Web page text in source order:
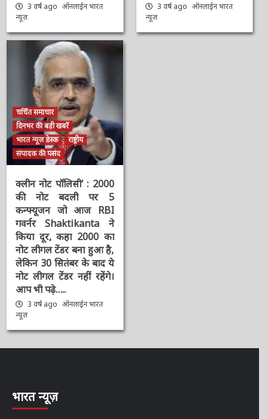
3 वर्ष ago ऑनलाईन भारत
न्यूज़
3 वर्ष ago ऑनलाईन भारत
न्यूज़
चर्चित समाचार
दिनभर की बड़ी खबरें
भारत न्यूज़ डेस्क
राष्ट्रीय
संपादक की पसंद
क्लीन नोट पॉलिसी’ : 2000
की नोट बदली पर 5
कन्फ्यूजन जो आज RBI
गवर्नर Shaktikanta ने
किया दूर, कहा 2000 का
नोट लीगल टेंडर बना हुआ है,
लेकिन 30 सितंबर के बाद ये
नोट लीगल टेंडर नहीं रहेंगे।
आप भी पढ़े…..
3 वर्ष ago ऑनलाईन भारत
न्यूज़
भारत न्यूज़